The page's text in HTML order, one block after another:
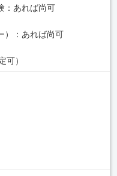
：あれば尚可
）：あれば尚可
可）